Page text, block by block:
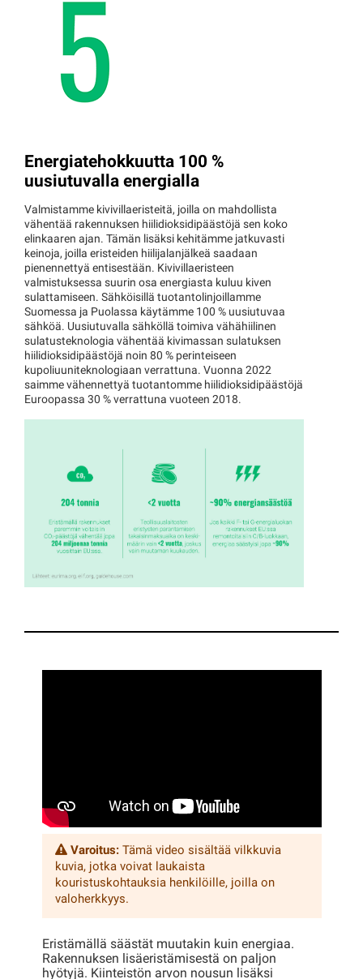
Energiatehokkuutta 100 %
uusiutuvalla energialla
Valmistamme kivivillaeristeitä, joilla on mahdollista
vähentää rakennuksen hiilidioksidipäästöjä sen koko
elinkaaren ajan. Tämän lisäksi kehitämme jatkuvasti
keinoja, joilla eristeiden hiilijalanjälkeä saadaan
pienennettyä entisestään. Kivivillaeristeen
valmistuksessa suurin osa energiasta kuluu kiven
sulattamiseen. Sähköisillä tuotantolinjoillamme
Suomessa ja Puolassa käytämme 100 % uusiutuvaa
sähköä. Uusiutuvalla sähköllä toimiva vähähiilinen
sulatusteknologia vähentää kivimassan sulatuksen
hiilidioksidipäästöjä noin 80 % perinteiseen
kupoliuuniteknologiaan verrattuna. Vuonna 2022
saimme vähennettyä tuotantomme hiilidioksidipäästöjä
Euroopassa 30 % verrattuna vuoteen 2018.
Varoitus: Tämä video sisältää vilkkuvia
kuvia, jotka voivat laukaista
kouristuskohtauksia henkilöille, joilla on
valoherkkyys.
Eristämällä säästät muutakin kuin energiaa.
Rakennuksen lisäeristämisestä on paljon
hyötyjä. Kiinteistön arvon nousun lisäksi